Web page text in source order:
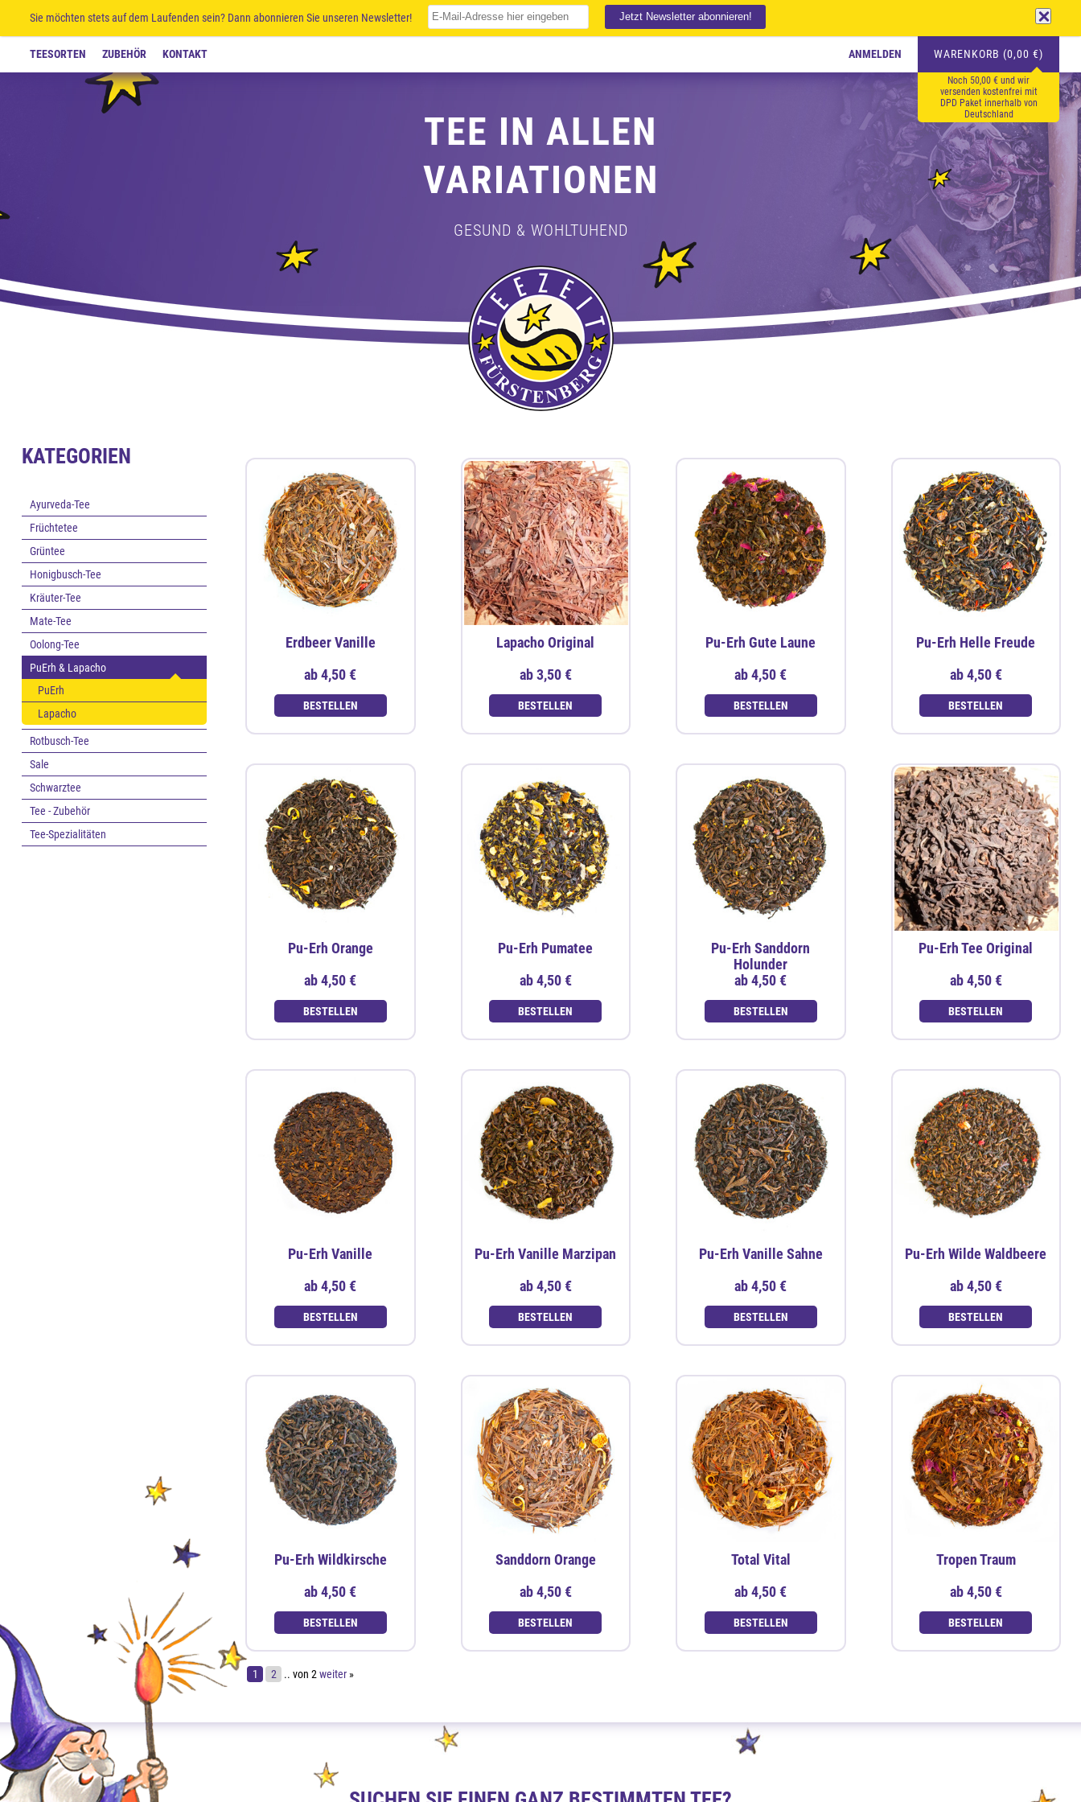
Sie möchten stets auf dem Laufenden sein? Dann abonnieren Sie unseren Newsletter!
TEESORTEN ZUBEHÖR KONTAKT ANMELDEN WARENKORB (0,00 €)
Noch 50,00 € und wir
versenden kostenfrei mit
DPD Paket innerhalb von
Deutschland
TEE IN ALLEN
VARIATIONEN
GESUND & WOHLTUHEND
KATEGORIEN
Ayurveda-Tee
Früchtetee
Grüntee
Honigbusch-Tee
Kräuter-Tee
Mate-Tee
Oolong-Tee
PuErh & Lapacho
PuErh
Lapacho
Rotbusch-Tee
Sale
Schwarztee
Tee - Zubehör
Tee-Spezialitäten
Erdbeer Vanille
ab4,50 €
BESTELLEN
Lapacho Original
ab3,50 €
BESTELLEN
Pu-Erh Gute Laune
ab4,50 €
BESTELLEN
Pu-Erh Helle Freude
ab4,50 €
BESTELLEN
Pu-Erh Orange
ab4,50 €
BESTELLEN
Pu-Erh Pumatee
ab4,50 €
BESTELLEN
Pu-Erh Sanddorn
Holunder
ab4,50 €
BESTELLEN
Pu-Erh Tee Original
ab4,50 €
BESTELLEN
Pu-Erh Vanille
ab4,50 €
BESTELLEN
Pu-Erh Vanille Marzipan
ab4,50 €
BESTELLEN
Pu-Erh Vanille Sahne
ab4,50 €
BESTELLEN
Pu-Erh Wilde Waldbeere
ab4,50 €
BESTELLEN
Pu-Erh Wildkirsche
ab4,50 €
BESTELLEN
Sanddorn Orange
ab4,50 €
BESTELLEN
Total Vital
ab4,50 €
BESTELLEN
Tropen Traum
ab4,50 €
BESTELLEN
1 2 .. von 2 weiter »